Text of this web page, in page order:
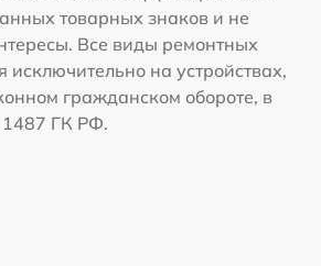
товарных знаков и не
Все виды ремонтных
исключительно на устройствах,
гражданском обороте, в
1487 ГК РФ.